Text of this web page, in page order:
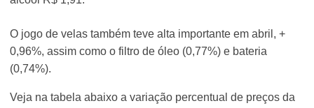
O jogo de velas também teve alta importante em abril, +
0,96%, assim como o filtro de óleo (0,77%) e bateria
(0,74%).
Veja na tabela abaixo a variação percentual de preços da